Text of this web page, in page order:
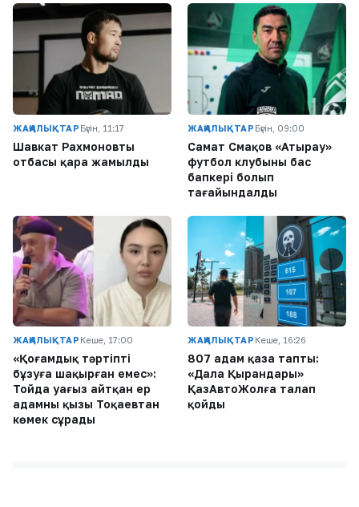
ЖАҢАЛЫҚТАР Бүгін, 11:17
Шавкат Рахмоновтың
отбасы қара жамылды
ЖАҢАЛЫҚТАР Бүгін, 09:00
Самат Смақов «Атырау»
футбол клубының бас
бапкері болып
тағайындалды
ЖАҢАЛЫҚТАР Кеше, 17:00
«Қоғамдық тәртіпті
бұзуға шақырған емес»:
Тойда уағыз айтқан ер
адамның қызы Тоқаевтан
көмек сұрады
ЖАҢАЛЫҚТАР Кеше, 16:26
807 адам қаза тапты:
«Дала Қырандары»
ҚазАвтоЖолға талап
қойды